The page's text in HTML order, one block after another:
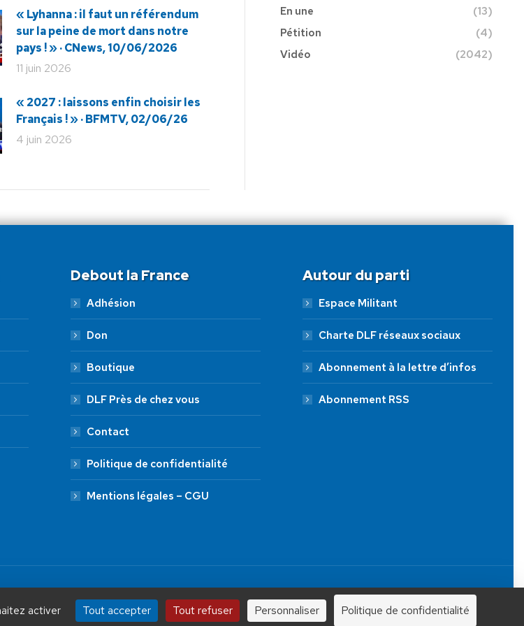
« Lyhanna : il faut un référendum
sur la peine de mort dans notre
pays ! » · CNews, 10/06/2026
11 juin 2026
« 2027 : laissons enfin choisir les
Français ! » · BFMTV, 02/06/26
4 juin 2026
En une
(13)
Pétition
(4)
Vidéo
(2042)
Debout la France
Adhésion
Don
Boutique
DLF Près de chez vous
Contact
Politique de confidentialité
Mentions légales – CGU
Autour du parti
Espace Militant
Charte DLF réseaux sociaux
Abonnement à la lettre d’infos
Abonnement RSS
Tous droits réservés.
JE FAIS UN DON À DLF
ADHÉSION 20 € 50 € 100 € 250 €
activer Tout accepter Tout refuser Personnaliser Politique de confidentialité